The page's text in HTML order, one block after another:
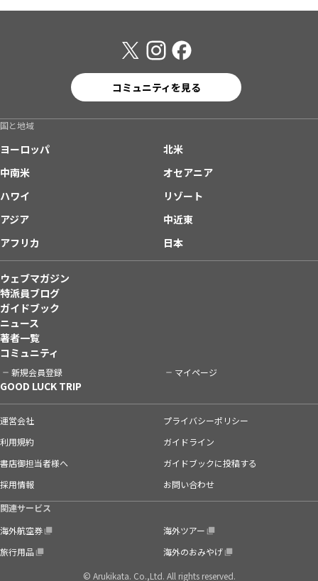
コミュニティを見る
国と地域
ヨーロッパ
北米
中南米
オセアニア
ハワイ
リゾート
アジア
中近東
アフリカ
日本
ウェブマガジン
特派員ブログ
ガイドブック
ニュース
著者一覧
コミュニティ
新規会員登録 マイページ
GOOD LUCK TRIP
運営会社
プライバシーポリシー
利用規約
ガイドライン
書店御担当者様へ
ガイドブックに投稿する
採用情報
お問い合わせ
関連サービス
海外航空券
海外ツアー
旅行用品
海外のおみやげ
© Arukikata. Co.,Ltd. All rights reserved.